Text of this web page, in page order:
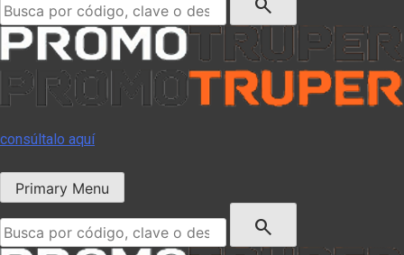
consúltalo aquí
Primary Menu
search